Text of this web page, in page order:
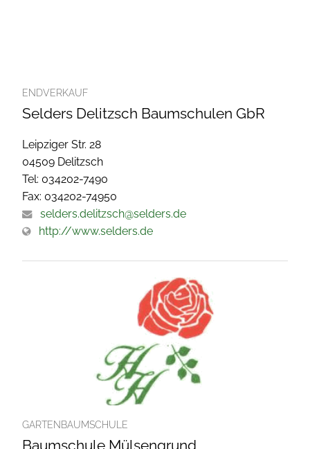
ENDVERKAUF
Selders Delitzsch Baumschulen GbR
Leipziger Str. 28
04509 Delitzsch
Tel: 034202-7490
Fax: 034202-74950
selders.delitzsch@selders.de
http://www.selders.de
GARTENBAUMSCHULE
Baumschule Mülsengrund